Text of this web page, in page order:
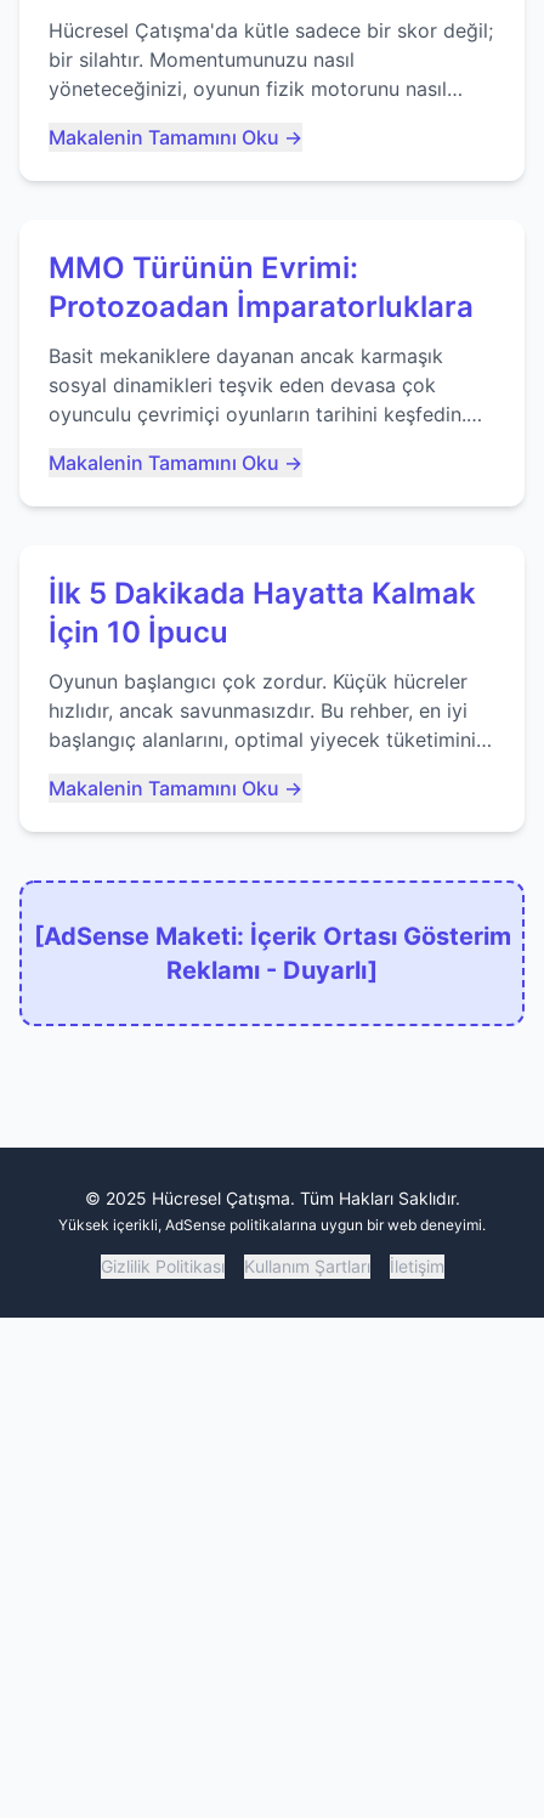
Hücresel Çatışma'da kütle sadece bir skor değil;
bir silahtır. Momentumunuzu nasıl
yöneteceğinizi, oyunun fizik motorunu nasıl
ustalaşacağınızı öğrenin...
Makalenin Tamamını Oku →
MMO Türünün Evrimi:
Protozoadan İmparatorluklara
Basit mekaniklere dayanan ancak karmaşık
sosyal dinamikleri teşvik eden devasa çok
oyunculu çevrimiçi oyunların tarihini keşfedin.
Makalenin Tamamını Oku →
İlk 5 Dakikada Hayatta Kalmak
İçin 10 İpucu
Oyunun başlangıcı çok zordur. Küçük hücreler
hızlıdır, ancak savunmasızdır. Bu rehber, en iyi
başlangıç alanlarını, optimal yiyecek tüketimini
kaçınacağınızı anlatıyor...
Makalenin Tamamını Oku →
[AdSense Maketi: İçerik Ortası Gösterim
Reklamı - Duyarlı]
© 2025 Hücresel Çatışma. Tüm Hakları Saklıdır.
Yüksek içerikli, AdSense politikalarına uygun bir web deneyimi.
Gizlilik Politikası Kullanım Şartları İletişim